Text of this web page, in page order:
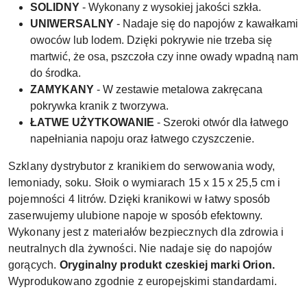
SOLIDNY - Wykonany z wysokiej jakości szkła.
UNIWERSALNY - Nadaje się do napojów z kawałkami
owoców lub lodem. Dzięki pokrywie nie trzeba się
martwić, że osa, pszczoła czy inne owady wpadną nam
do środka.
ZAMYKANY - W zestawie metalowa zakręcana
pokrywka kranik z tworzywa.
ŁATWE UŻYTKOWANIE - Szeroki otwór dla łatwego
napełniania napoju oraz łatwego czyszczenie.
Szklany dystrybutor z kranikiem do serwowania wody,
lemoniady, soku. Słoik o wymiarach 15 x 15 x 25,5 cm i
pojemności 4 litrów. Dzięki kranikowi w łatwy sposób
zaserwujemy ulubione napoje w sposób efektowny.
Wykonany jest z materiałów bezpiecznych dla zdrowia i
neutralnych dla żywności. Nie nadaje się do napojów
gorących. Oryginalny produkt czeskiej marki Orion.
Wyprodukowano zgodnie z europejskimi standardami.